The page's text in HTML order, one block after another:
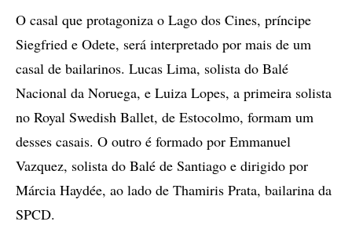
O casal que protagoniza o Lago dos Cines, príncipe
Siegfried e Odete, será interpretado por mais de um
casal de bailarinos. Lucas Lima, solista do Balé
Nacional da Noruega, e Luiza Lopes, a primeira solista
no Royal Swedish Ballet, de Estocolmo, formam um
desses casais. O outro é formado por Emmanuel
Vazquez, solista do Balé de Santiago e dirigido por
Márcia Haydée, ao lado de Thamiris Prata, bailarina da
SPCD.